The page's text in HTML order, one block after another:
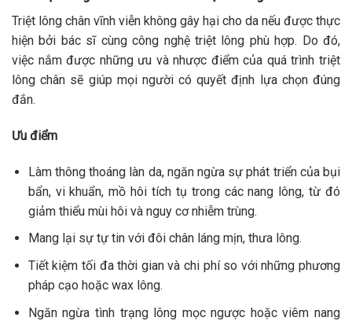
Triệt lông chân vĩnh viễn không gây hại cho da nếu được thực
hiện bởi bác sĩ cùng công nghệ triệt lông phù hợp. Do đó,
việc nắm được những ưu và nhược điểm của quá trình triệt
lông chân sẽ giúp mọi người có quyết định lựa chọn đúng
đắn.
Ưu điểm
Làm thông thoáng làn da, ngăn ngừa sự phát triển của bụi
bẩn, vi khuẩn, mồ hôi tích tụ trong các nang lông, từ đó
giảm thiểu mùi hôi và nguy cơ nhiễm trùng.
Mang lại sự tự tin với đôi chân láng mịn, thưa lông.
Tiết kiệm tối đa thời gian và chi phí so với những phương
pháp cạo hoặc wax lông.
Ngăn ngừa tình trạng lông mọc ngược hoặc viêm nang